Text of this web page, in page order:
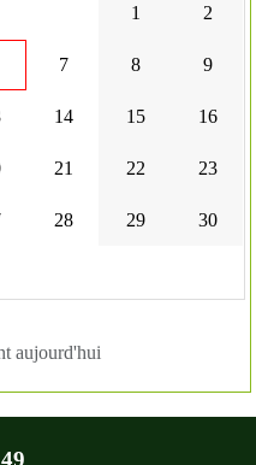
1 2
7 8 9
14 15 16
21 22 23
28 29 30
aujourd'hui